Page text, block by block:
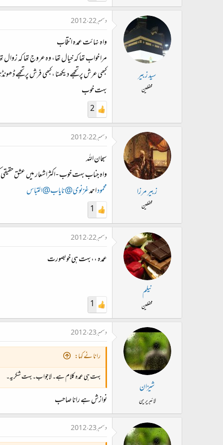
سید زبیر
محفلین
دسمبر 22، 2012
واہ نہائت عمدہ انتخاب
مرا خواب تھا کہ خیال تھا، وہ عروج تھا کہ زوال
کبھی عرش پر تجھے دیکھنا ،کبھی فرش پر تجھے
بہت خوب
2
زبیر مرزا
محفلین
دسمبر 22، 2012
سبحان اللہ
واہ جناب بہت خوب - اکثراشعار میں عشق
محموداحمدغزنوی@نایاب@التباس
1
نیلم
محفلین
دسمبر 22، 2012
عمدہ ،،بہت ہی خوبصورت
1
شیزان
لائبریرین
دسمبر 23، 2012
رانا نے کہا:
بہت ہی عمدہ کلام ہے۔ لاجواب۔ بہت شکریہ۔
نوازش ہے رانا صاحب
دسمبر 23، 2012